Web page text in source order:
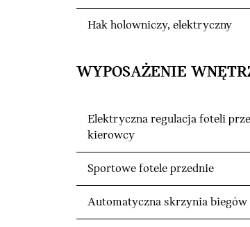
Hak holowniczy, elektryczny
WYPOSAŻENIE
Elektryczna regulacja foteli
kierowcy
Sportowe fotele przednie
Automatyczna skrzynia biegów